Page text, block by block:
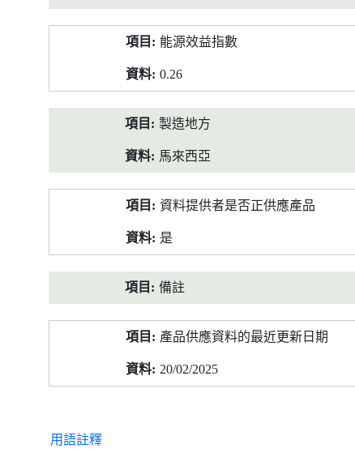
能源效益指數
0.26
製造地方
馬來西亞
資料提供者是否正供應產品
是
備註
產品供應資料的最近更新日期
20/02/2025
用語註釋